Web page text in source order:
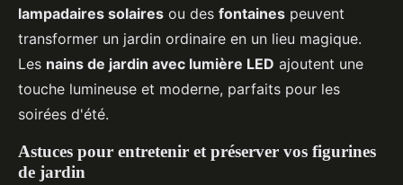
lampadaires solaires ou des fontaines peuvent
transformer un jardin ordinaire en un lieu magique.
Les nains de jardin avec lumière LED ajoutent une
touche lumineuse et moderne, parfaits pour les
soirées d'été.
Astuces pour entretenir et préserver vos figurines
de jardin